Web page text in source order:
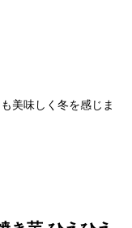
美味しく冬を感じま